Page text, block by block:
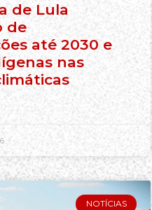
de Lula
de
até 2030 e
nas
NOTÍCIAS